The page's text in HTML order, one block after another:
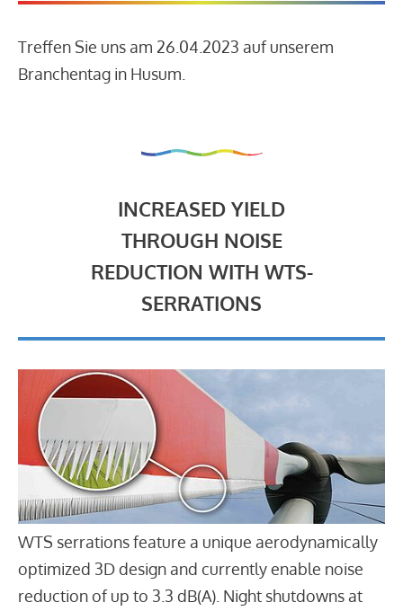
Treffen Sie uns am 26.04.2023 auf unserem
Branchentag in Husum.
INCREASED YIELD
THROUGH NOISE
REDUCTION WITH WTS-
SERRATIONS
WTS serrations feature a unique aerodynamically
optimized 3D design and currently enable noise
reduction of up to 3.3 dB(A). Night shutdowns at